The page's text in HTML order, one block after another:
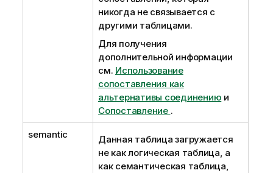
никогда не связывается с
другими таблицами.
Для получения
дополнительной информации
см. Использование
сопоставления как
альтернативы соединению и
Сопоставление .
semantic
Данная таблица загружается
не как логическая таблица, а
как семантическая таблица,